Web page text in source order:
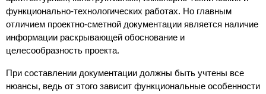
функционально-технологических работах. Но главным
отличием проектно-сметной документации является наличие
информации раскрывающей обоснование и
целесообразность проекта.
При составлении документации должны быть учтены все
нюансы, ведь от этого зависит функциональные особенности